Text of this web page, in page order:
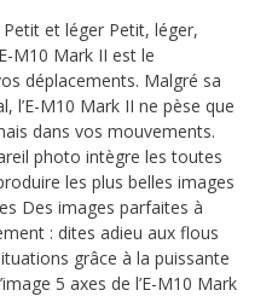
et léger Petit, léger,
M10 Mark II est le
déplacements. Malgré sa
l’E-M10 Mark II ne pèse que
dans vos mouvements.
photo intègre les toutes
les plus belles images
Des images parfaites à
: dites adieu aux flous
grâce à la puissante
5 axes de l’E-M10 Mark